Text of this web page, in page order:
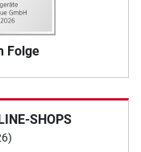
Folge
SHOPS